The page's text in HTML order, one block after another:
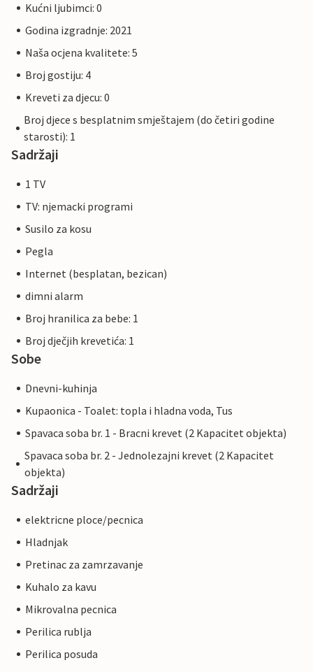
Kućni ljubimci: 0
Godina izgradnje: 2021
Naša ocjena kvalitete: 5
Broj gostiju: 4
Kreveti za djecu: 0
Broj djece s besplatnim smještajem (do četiri godine
starosti): 1
Sadržaji
1 TV
TV: njemacki programi
Susilo za kosu
Pegla
Internet (besplatan, bezican)
dimni alarm
Broj hranilica za bebe: 1
Broj dječjih krevetića: 1
Sobe
Dnevni-kuhinja
Kupaonica - Toalet: topla i hladna voda, Tus
Spavaca soba br. 1 - Bracni krevet (2 Kapacitet objekta)
Spavaca soba br. 2 - Jednolezajni krevet (2 Kapacitet
objekta)
Sadržaji
elektricne ploce/pecnica
Hladnjak
Pretinac za zamrzavanje
Kuhalo za kavu
Mikrovalna pecnica
Perilica rublja
Perilica posuda